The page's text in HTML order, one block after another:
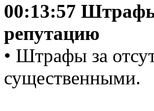
00:13:57
репутацию
• Штрафы за
существенными.